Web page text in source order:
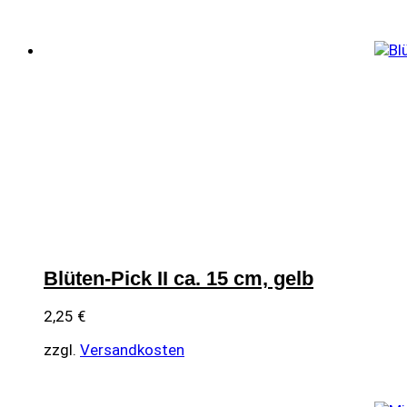
Blüten-Pick II ca. 15 cm, gelb
2,25 €
zzgl. Versandkosten